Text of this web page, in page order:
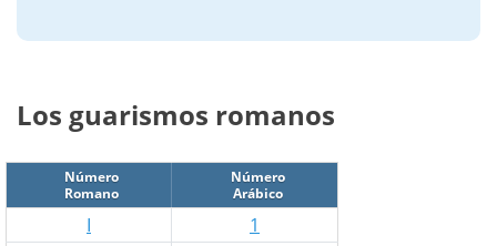
Los guarismos romanos
Número
Romano
Número
Arábico
I
1